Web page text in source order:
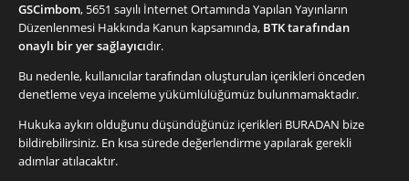
GSCimbom, 5651 sayılı İnternet Ortamında Yapılan Yayınların
Düzenlenmesi Hakkında Kanun kapsamında, BTK tarafından
onaylı bir yer sağlayıcıdır.
Bu nedenle, kullanıcılar tarafından oluşturulan içerikleri önceden
denetleme veya inceleme yükümlülüğümüz bulunmamaktadır.
Hukuka aykırı olduğunu düşündüğünüz içerikleri BURADAN bize
bildirebilirsiniz. En kısa sürede değerlendirme yapılarak gerekli
adımlar atılacaktır.